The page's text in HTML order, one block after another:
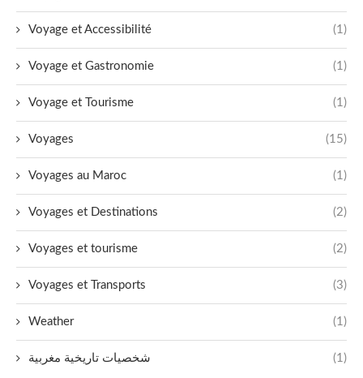
Voyage et Accessibilité (1)
Voyage et Gastronomie (1)
Voyage et Tourisme (1)
Voyages (15)
Voyages au Maroc (1)
Voyages et Destinations (2)
Voyages et tourisme (2)
Voyages et Transports (3)
Weather (1)
شخصيات تاريخية مغربية (1)